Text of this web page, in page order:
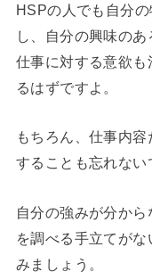
HSPの人でも自分
し、自分の興味のあ
仕事に対する意欲
るはずですよ。
もちろん、仕事内
することも忘れない
自分の強みが分か
を調べる手立てが
みましょう。